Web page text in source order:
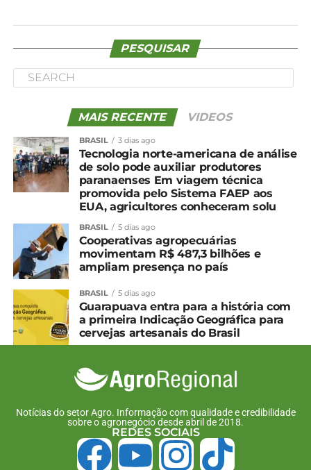
PESQUISAR
MAIS RECENTE VIDEOS
BRASIL 3 dias ago
Tecnologia norte-americana de análise
de solo pode auxiliar produtores
paranaenses Em viagem técnica
promovida pelo Sistema FAEP aos
EUA, agricultores conheceram solu
BRASIL 5 dias ago
Cooperativas agropecuárias
movimentam R$ 487,3 bilhões e
ampliam presença no país
BRASIL 5 dias ago
Guarapuava entra para a história com
a primeira Indicação Geográfica para
cervejas artesanais do Brasil
Notícias do setor Agro. Informação com qualidade e credibilidade
sobre o agronegócio desde abril de 2018.
REDES SOCIAIS